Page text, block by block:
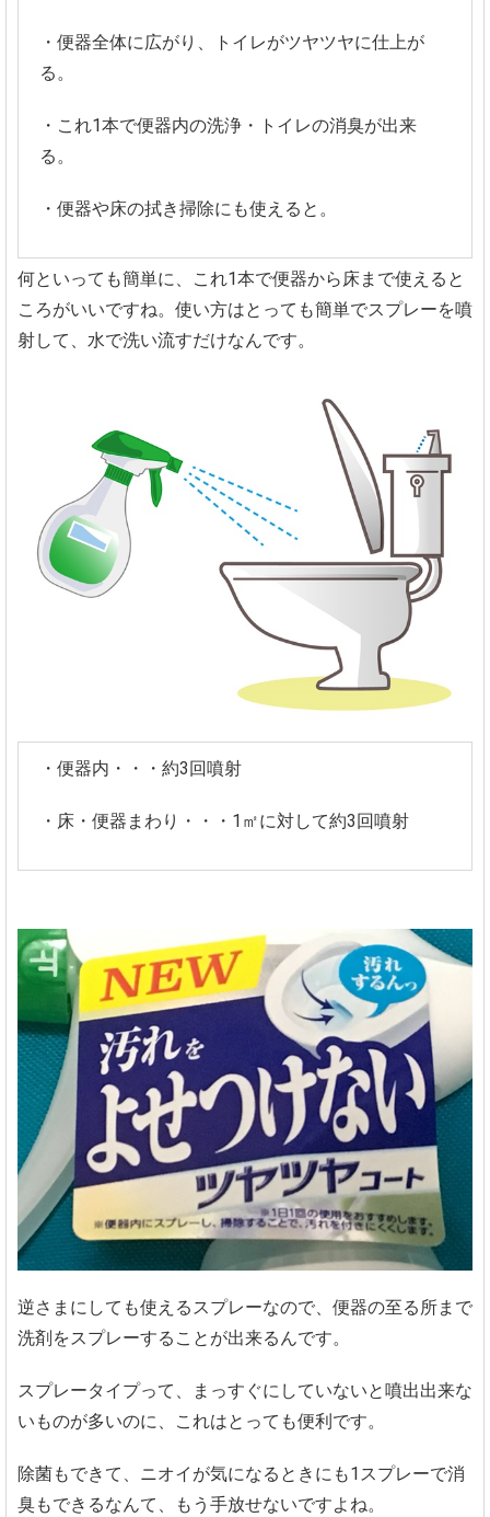
・便器全体に広がり、トイレがツヤツヤに仕上が
る。
・これ1本で便器内の洗浄・トイレの消臭が出来
る。
・便器や床の拭き掃除にも使えると。
何といっても簡単に、これ1本で便器から床まで使えると
ころがいいですね。使い方はとっても簡単でスプレーを噴
射して、水で洗い流すだけなんです。
・便器内・・・約3回噴射
・床・便器まわり・・・1㎡に対して約3回噴射
逆さまにしても使えるスプレーなので、便器の至る所まで
洗剤をスプレーすることが出来るんです。
スプレータイプって、まっすぐにしていないと噴出出来な
いものが多いのに、これはとっても便利です。
除菌もできて、ニオイが気になるときにも1スプレーで消
臭もできるなんて、もう手放せないですよね。